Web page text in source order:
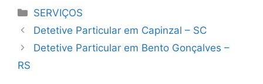
Categorias
SERVIÇOS
Detetive Particular em Capinzal – SC
Detetive Particular em Bento Gonçalves –
RS